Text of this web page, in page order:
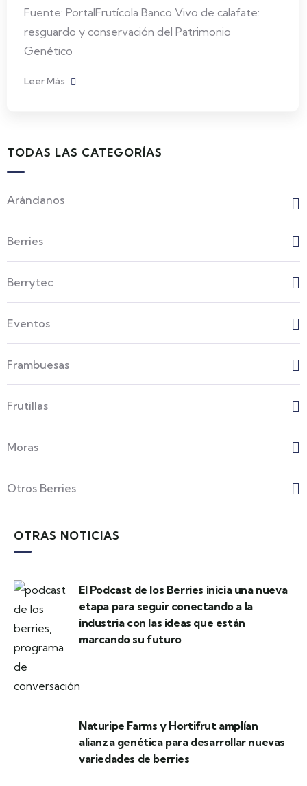
Fuente: PortalFrutícola Banco Vivo de calafate:
resguardo y conservación del Patrimonio
Genético
Leer Más
TODAS LAS CATEGORÍAS
Arándanos
Berries
Berrytec
Eventos
Frambuesas
Frutillas
Moras
Otros Berries
OTRAS NOTICIAS
El Podcast de los Berries inicia una nueva
etapa para seguir conectando a la
industria con las ideas que están
marcando su futuro
Naturipe Farms y Hortifrut amplían
alianza genética para desarrollar nuevas
variedades de berries